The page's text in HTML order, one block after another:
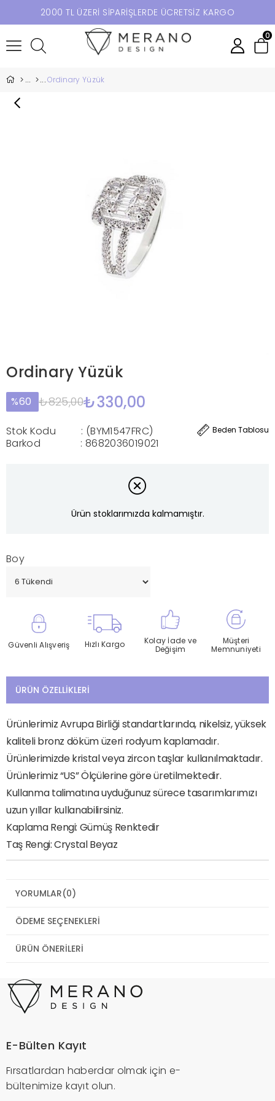
2000 TL ÜZERİ SİPARİŞLERDE ÜCRETSİZ KARGO
0
Ordinary Yüzük
Ordinary Yüzük
60 ₺825,00₺330,00
Beden Tablosu
Stok Kodu
(BYM1547FRC)
Barkod
: 8682036019021
Ürün stoklarımızda kalmamıştır.
Boy
Güvenli Alışveriş Hızlı Kargo
Kolay İade ve
Değişim
Müşteri
Memnuniyeti
ÜRÜN ÖZELLIKLERI
Ürünlerimiz Avrupa Birliği standartlarında, nikelsiz, yüksek
kaliteli bronz döküm üzeri rodyum kaplamadır.
Ürünlerimizde kristal veya zircon taşlar kullanılmaktadır.
Ürünlerimiz “US” Ölçülerine göre üretilmektedir.
Kullanma talimatına uyduğunuz sürece tasarımlarımızı
uzun yıllar kullanabilirsiniz.
Kaplama Rengi: Gümüş Renktedir
Taş Rengi: Crystal Beyaz
YORUMLAR(0)
ÖDEME SEÇENEKLERI
ÜRÜN ÖNERILERI
E-Bülten Kayıt
Fırsatlardan haberdar olmak için e-
bültenimize kayıt olun.